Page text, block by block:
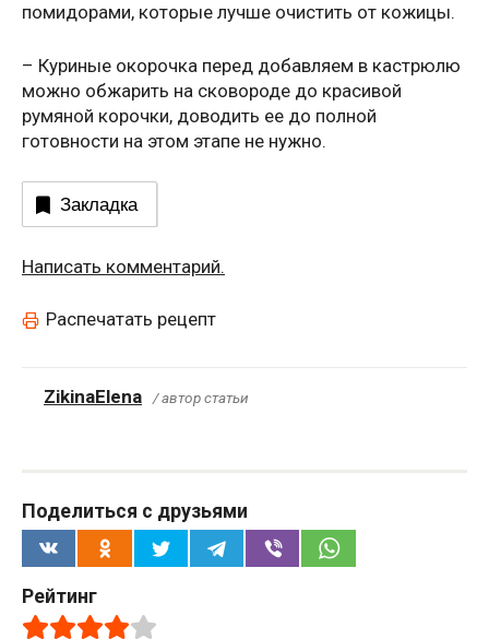
помидорами, которые лучше очистить от кожицы.
– Куриные окорочка перед добавляем в кастрюлю
можно обжарить на сковороде до красивой
румяной корочки, доводить ее до полной
готовности на этом этапе не нужно.
Закладка
Написать комментарий.
Распечатать рецепт
ZikinaElena / автор статьи
Поделиться с друзьями
Рейтинг